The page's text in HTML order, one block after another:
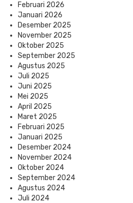
Februari 2026
Januari 2026
Desember 2025
November 2025
Oktober 2025
September 2025
Agustus 2025
Juli 2025
Juni 2025
Mei 2025
April 2025
Maret 2025
Februari 2025
Januari 2025
Desember 2024
November 2024
Oktober 2024
September 2024
Agustus 2024
Juli 2024